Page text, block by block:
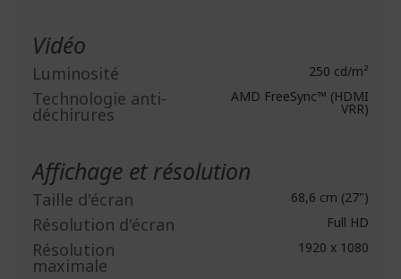
Vidéo
Luminosité 250 cd/m²
Technologie anti-
déchirures
AMD FreeSync™ (HDMI
VRR)
Affichage et résolution
Taille d'écran 68,6 cm (27")
Résolution d'écran Full HD
Résolution
maximale
1920 x 1080